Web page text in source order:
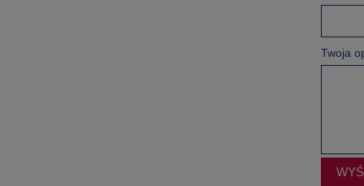
Twoja